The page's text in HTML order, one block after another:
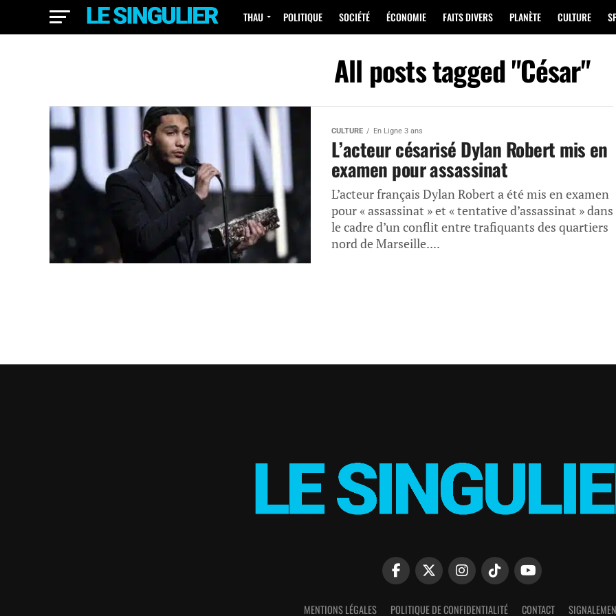
THAU POLITIQUE SOCIÉTÉ ÉCONOMIE FAITS DIVERS PLANÈTE CULTURE
All posts tagged "César"
CULTURE En Ligne 3 ans
L’acteur césarisé Dylan Robert mis en
examen pour assassinat
L’acteur français Dylan Robert a été mis en examen
pour « assassinat » et « tentative d’assassinat » dans
le cadre d’un conflit entre trafiquants des quartiers
nord de Marseille....
MENTIONS LÉGALES POLITIQUE DE CONFIDENTIALITÉ CONTACT